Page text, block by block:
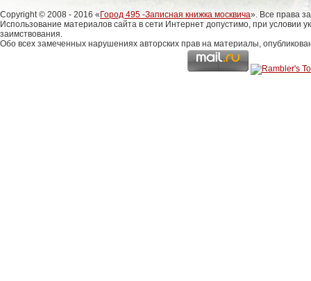
Copyright © 2008 - 2016 « Город 495 -Записная книжка москвича». Все права
Использование материалов сайта в сети Интернет допустимо, при условии
заимствования.
Обо всех замеченных нарушениях авторских прав на материалы,